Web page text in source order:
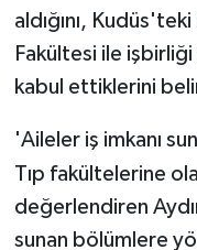
aldığını,
Fakültesi ile işbirliği
kabul ettiklerini
'Aileler iş imkanı
Tıp fakültelerine
değerlendiren
sunan bölümlere